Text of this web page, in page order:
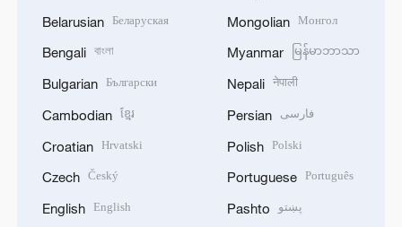
Belarusian Беларуская
Bengali বাংলা
Bulgarian Български
Cambodian ខ្មែរ
Croatian Hrvatski
Czech Český
English English
Mongolian Монгол
Myanmar မြန်မာဘာသာ
Nepali नेपाली
Persian فارسی
Polish Polski
Portuguese Português
Pashto پښتو